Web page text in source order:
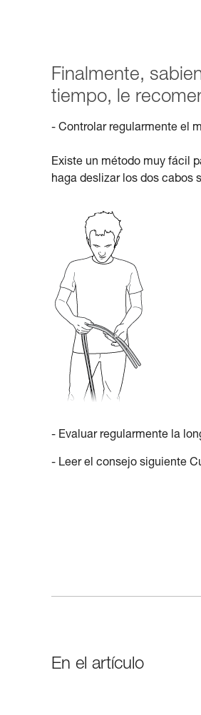
Finalmente,
tiempo, le
- Controlar regularmente el
Existe un método muy fácil
haga deslizar los dos cabos
- Evaluar regularmente la
- Leer el consejo siguiente
En el artículo